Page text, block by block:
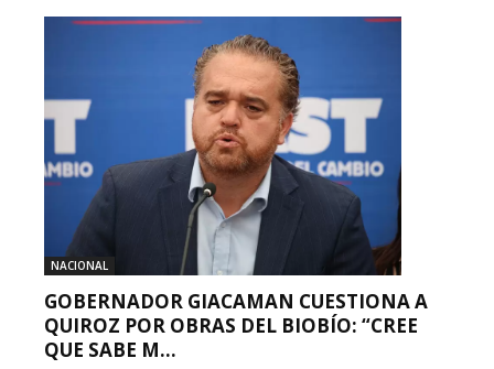
NACIONAL
GOBERNADOR GIACAMAN CUESTIONA A
QUIROZ POR OBRAS DEL BIOBÍO: “CREE
QUE SABE M...